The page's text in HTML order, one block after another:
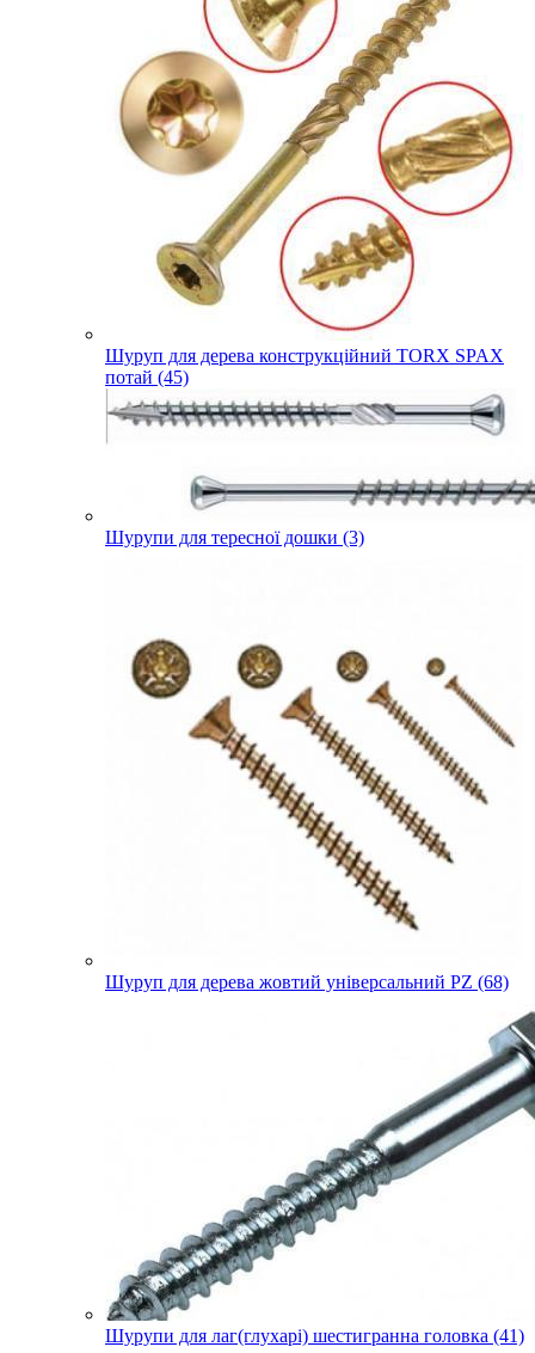
Шуруп для дерева конструкційний TORX SPAX
потай (45)
Шурупи для тересної дошки (3)
Шуруп для дерева жовтий універсальний PZ (68)
Шурупи для лаг(глухарі) шестигранна головка (41)